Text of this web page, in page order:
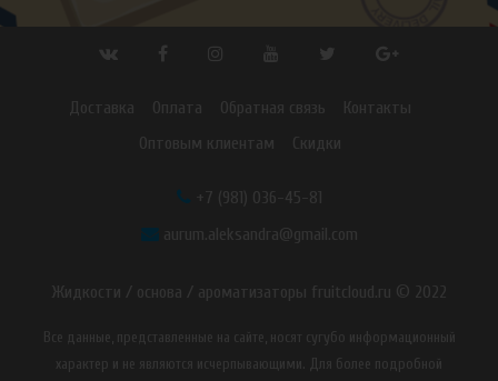
Доставка Оплата Обратная связь
Контакты
Оптовым клиентам
Скидки
+7 (981) 036-45-81
aurum.aleksandra@gmail.com
Жидкости / основа / ароматизаторы fruitcloud.ru © 2022
Все данные, представленные на сайте, носят сугубо информационный
характер и не являются исчерпывающими. Для более подробной